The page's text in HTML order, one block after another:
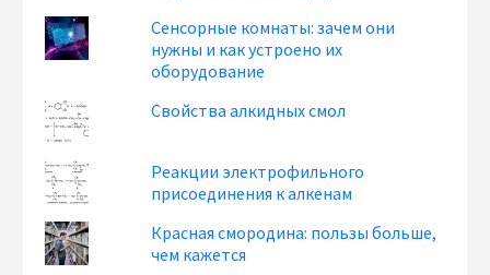
Сенсорные комнаты: зачем они
нужны и как устроено их
оборудование
Свойства алкидных смол
Реакции электрофильного
присоединения к алкенам
Красная смородина: пользы больше,
чем кажется